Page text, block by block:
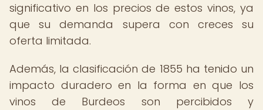
significativo en los precios de estos vinos, ya
que su demanda supera con creces su
oferta limitada.
Además, la clasificación de 1855 ha tenido un
impacto duradero en la forma en que los
vinos de Burdeos son percibidos y